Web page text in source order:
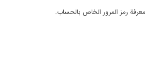
رمز المرور الخاص بالحساب.